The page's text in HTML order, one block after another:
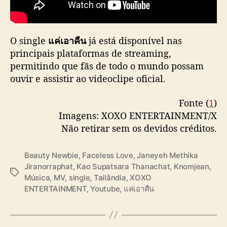
l
i
a
ç
s
e
e
n
e
O single แค่เอาคืนjá está disponível nas
principais plataformas de streaming,
permitindo que fãs de todo o mundo possam
ouvir e assistir ao videoclipe oficial.
Fonte (1)
Imagens: XOXO ENTERTAINMENT/X
Não retirar sem os devidos créditos.
T
Beauty Newbie, Faceless Love,Janeyeh Methika
Jiranorraphat, Kao Supatsara Thanachat, Knomjean,
Música, MV, single, Tailândia,XOXO
ENTERTAINMENT,Youtube, แค่เอาคืน